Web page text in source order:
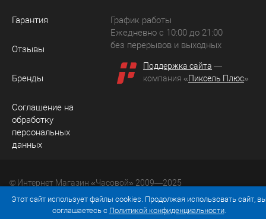
Гарантия
Отзывы
Бренды
Соглашение на
обработку
персональных
данных
График работы
Ежедневно с 10:00 до 21:00
без перерывов и выходных
Поддержка сайта —
компания «Пиксель Плюс»
© Интернет Магазин «Часовой» 2009—2025
Юридический адрес: 214036 Россия, г. Смоленск, ул.
Рыленкова, д. 61а, кв. 24.
Этот сайт использует файлы cookies. Продолжая использовать сайт,
соглашаетесь с Политикой конфиденциальности.